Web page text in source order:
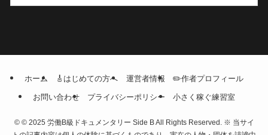
ホーム 🎸はじめての方へ 運営者情報 ✏️作者プロフィール
お問い合わせ プライバシーポリシー 小さく稼ぐ練習室
©© 2025 労働B級ドキュメンタリー Side B All Rights Reserved. ※ 当サイ